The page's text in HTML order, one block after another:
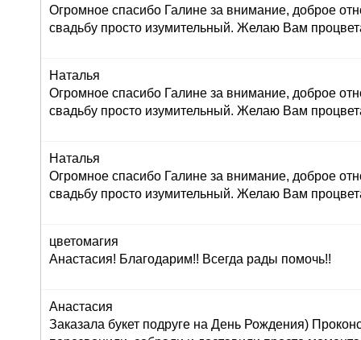
Огромное спасибо Галине за внимание, доброе
свадьбу просто изумительный. Желаю Вам
Наталья
Огромное спасибо Галине за внимание, доброе
свадьбу просто изумительный. Желаю Вам
Наталья
Огромное спасибо Галине за внимание, доброе
свадьбу просто изумительный. Желаю Вам
цветомагия
Анастасия! Благодарим!! Всегда рады помочь!!
Анастасия
Заказала букет подруге на День Рождения)